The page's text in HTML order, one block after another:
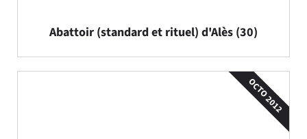
Abattoir (standard et rituel) d'Alès (30)
OCTO 2012